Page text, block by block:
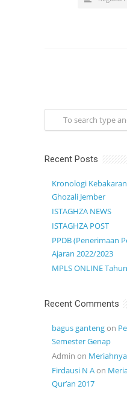
Recent Posts
Kronologi
Ghozali Jember
ISTAGHZA NEWS
ISTAGHZA POST
PPDB (Penerimaan
Ajaran 2022/2023
MPLS ONLINE
Recent Comments
bagus gantengon
Semester Genap
Admin on
Firdausi N Aon
Qur’an 2017